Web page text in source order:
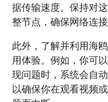
据传输速度。保持对
整节点，确保网络连接
此外，了解并利用海
用体验。例如，你可
现问题时，系统会自
以确保你在观看视频